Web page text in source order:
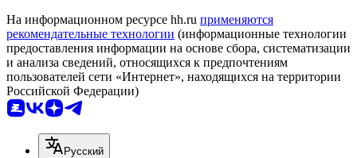
На информационном ресурсе hh.ru применяются
рекомендательные технологии (информационные технологии
предоставления информации на основе сбора, систематизации
и анализа сведений, относящихся к предпочтениям
пользователей сети «Интернет», находящихся на территории
Российской Федерации)
Русский